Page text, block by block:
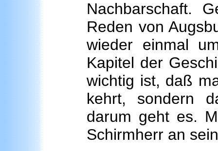
Nachbarschaft.
Reden von
wieder einmal
Kapitel der
wichtig ist, daß
kehrt, sondern
darum geht es.
Schirmherr an